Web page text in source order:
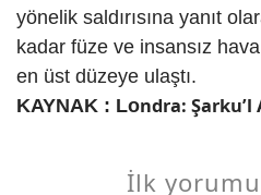
yönelik saldırısına yanıt
kadar füze ve insansız
en üst düzeye ulaştı.
KAYNAK : Londra: Şarku’l
İlk